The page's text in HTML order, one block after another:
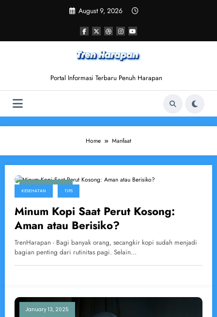
August 9, 2026
Portal Informasi Terbaru Penuh Harapan
Home Manfaat
KESEHATAN TIPS
Minum Kopi Saat Perut Kosong:
Aman atau Berisiko?
TrenHarapan - Bagi banyak orang, secangkir kopi sudah menjadi
bagian penting dari rutinitas pagi. Selain…
January 13, 2025